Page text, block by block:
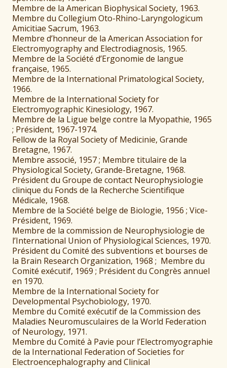
Membre de la American Biophysical Society, 1963.
Membre du Collegium Oto-Rhino-Laryngologicum
Amicitiae Sacrum, 1963.
Membre d’honneur de la American Association for
Electromyography and Electrodiagnosis, 1965.
Membre de la Société d’Ergonomie de langue
française, 1965.
Membre de la International Primatological Society,
1966.
Membre de la International Society for
Electromyographic Kinesiology, 1967.
Membre de la Ligue belge contre la Myopathie, 1965
; Président, 1967-1974.
Fellow de la Royal Society of Medicinie, Grande
Bretagne, 1967.
Membre associé, 1957 ; Membre titulaire de la
Physiological Society, Grande-Bretagne, 1968.
Président du Groupe de contact Neurophysiologie
clinique du Fonds de la Recherche Scientifique
Médicale, 1968.
Membre de la Société belge de Biologie, 1956 ; Vice-
Président, 1969.
Membre de la commission de Neurophysiologie de
l’International Union of Physiological Sciences, 1970.
Président du Comité des subventions et bourses de
la Brain Research Organization, 1968 ; Membre du
Comité exécutif, 1969 ; Président du Congrès annuel
en 1970.
Membre de la International Society for
Developmental Psychobiology, 1970.
Membre du Comité exécutif de la Commission des
Maladies Neuromusculaires de la World Federation
of Neurology, 1971.
Membre du Comité à Pavie pour l’Electromyographie
de la International Federation of Societies for
Electroencephalography and Clinical